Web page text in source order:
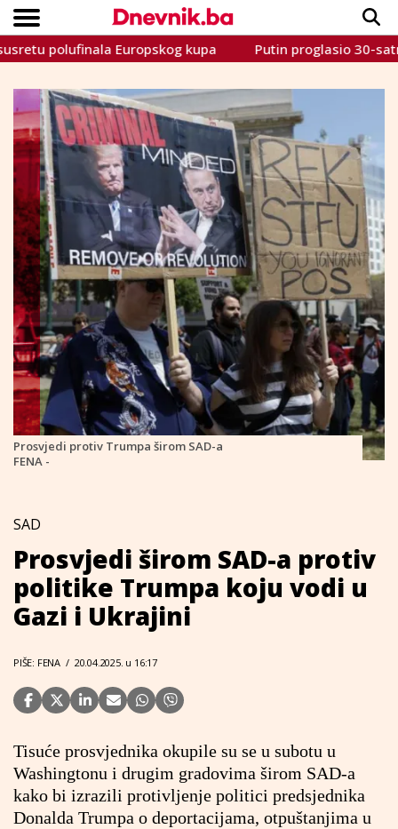
VIJESTI
SPORT
INTERVIEW
TEME
CRNA KRONIKA
LIFESTYLE
Copyright © Dnevnik.ba 2023.
Europskog kupa Putin proglasio 30-satni
Prosvjedi protiv Trumpa širom SAD-a
FENA -
SAD
Prosvjedi širom SAD-a protiv
politike Trumpa koju vodi u
Gazi i Ukrajini
PIŠE: FENA / 20.04.2025. u 16:17
Tisuće prosvjednika okupile su se u subotu u
Washingtonu i drugim gradovima širom SAD-a
kako bi izrazili protivljenje politici predsjednika
Donalda Trumpa o deportacijama, otpuštanjima u